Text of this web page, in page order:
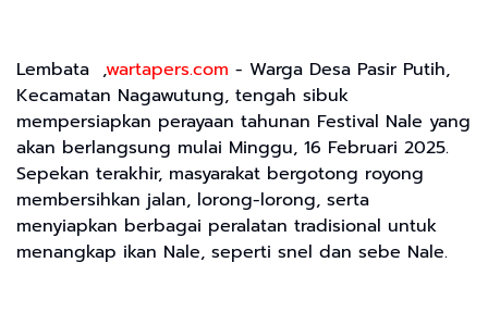
Lembata ,wartapers.com - Warga Desa Pasir Putih,
Kecamatan Nagawutung, tengah sibuk
mempersiapkan perayaan tahunan Festival Nale yang
akan berlangsung mulai Minggu, 16 Februari 2025.
Sepekan terakhir, masyarakat bergotong royong
membersihkan jalan, lorong-lorong, serta
menyiapkan berbagai peralatan tradisional untuk
menangkap ikan Nale, seperti snel dan sebe Nale.